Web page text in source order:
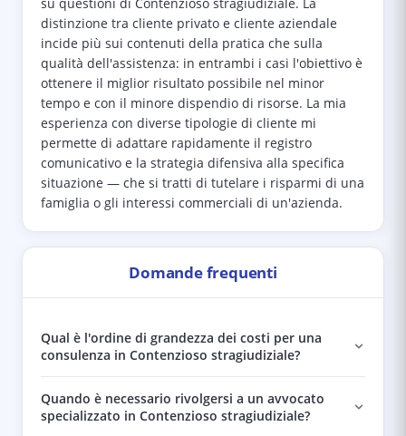
su questioni di Contenzioso stragiudiziale. La
distinzione tra cliente privato e cliente aziendale
incide più sui contenuti della pratica che sulla
qualità dell'assistenza: in entrambi i casi l'obiettivo è
ottenere il miglior risultato possibile nel minor
tempo e con il minore dispendio di risorse. La mia
esperienza con diverse tipologie di cliente mi
permette di adattare rapidamente il registro
comunicativo e la strategia difensiva alla specifica
situazione — che si tratti di tutelare i risparmi di una
famiglia o gli interessi commerciali di un'azienda.
Domande frequenti
Qual è l'ordine di grandezza dei costi per una
consulenza in Contenzioso stragiudiziale?
Quando è necessario rivolgersi a un avvocato
specializzato in Contenzioso stragiudiziale?